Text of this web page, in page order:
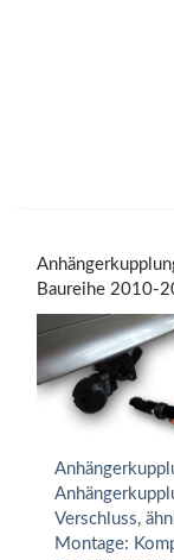
Baureihe 2010-
Verschluss,
Montage: